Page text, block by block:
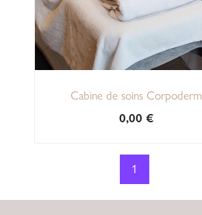
Cabine de soins Corpoderm
0,00 €
1